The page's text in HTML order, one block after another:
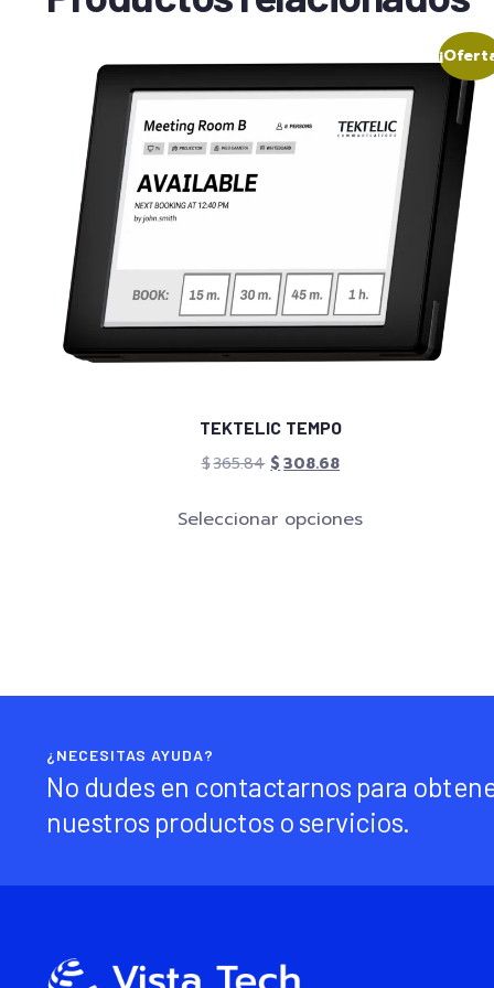
TEKTELIC TEMPO
$365.84 $308.68
Seleccionar opciones
¿NECESITAS AYUDA?
No dudes en contactarnos para
nuestros productos o servicios.